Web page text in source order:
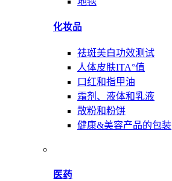
化妆品
祛斑美白功效测试
人体皮肤ITA°值
口红和指甲油
霜剂、液体和乳液
散粉和粉饼
健康&美容产品的包装
医药